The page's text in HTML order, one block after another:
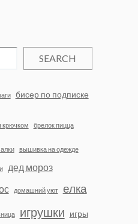
SEARCH
бисер по подписке
крючком брелок пицца
вышивка на одежде
дед мороз
домашний уют елка
игрушки игры